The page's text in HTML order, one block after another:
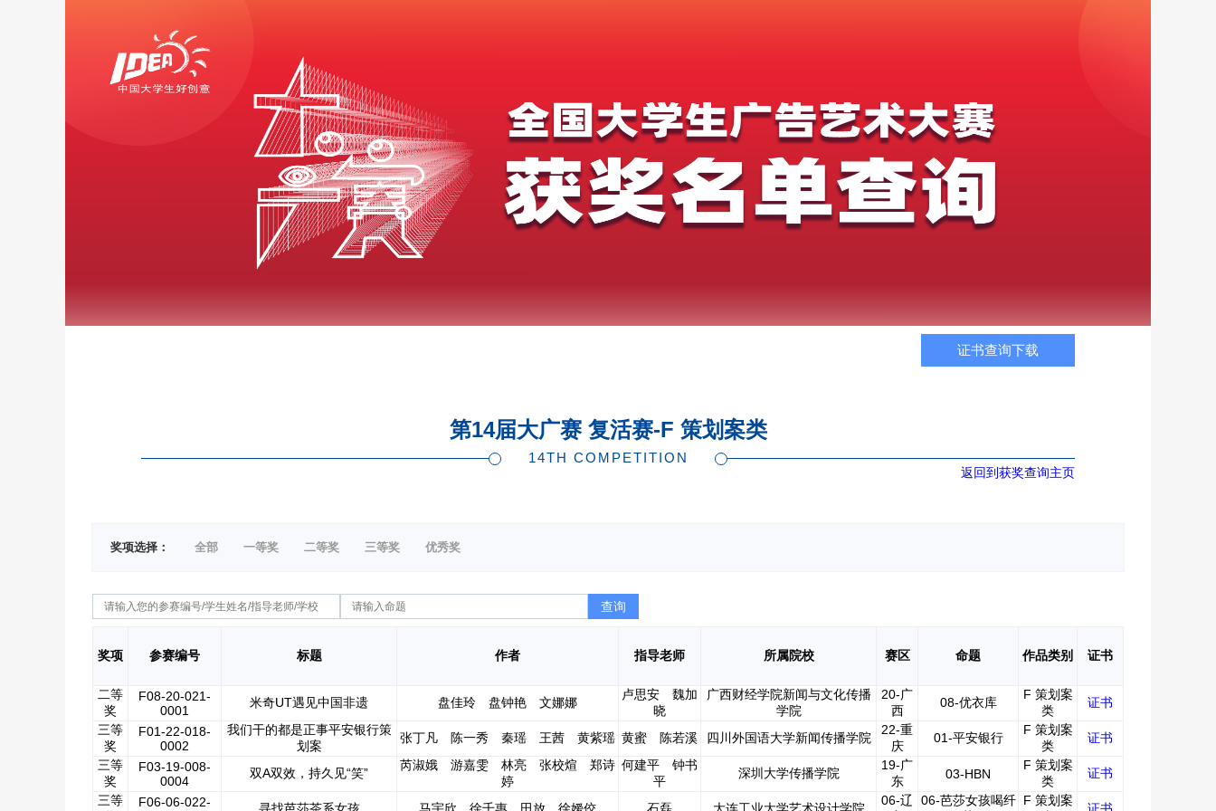
证书查询下载
第14届大广赛 复活赛-F 策划案类
14TH COMPETITION
返回到获奖查询主页
奖项选择： 全部 一等奖 二等奖 三等奖 优秀奖
查询
奖项 参赛编号 标题 作者 指导老师 所属院校 赛区 命题 作品类别 证书
二等
奖
F08-20-021-
0001
米奇UT遇见中国非遗 盘佳玲 盘钟艳 文娜娜
卢思安 魏加
晓
广西财经学院新闻与文化传播
学院
20-广
西
08-优衣库
F 策划案
类
证书
三等
奖
F01-22-018-
0002
我们干的都是正事平安银行策
划案
张丁凡 陈一秀 秦瑶 王茜 黄紫瑶 黄蜜 陈若溪 四川外国语大学新闻传播学院
22-重
庆
01-平安银行
F 策划案
类
证书
三等
奖
F03-19-008-
0004
双A双效，持久见“笑”
芮淑娥 游嘉雯 林亮 张校煊 郑诗
婷
何建平 钟书
平
深圳大学传播学院
19-广
东
03-HBN
F 策划案
类
证书
三等
F06-06-022-
06-辽
06-芭莎女孩喝纤 F 策划案